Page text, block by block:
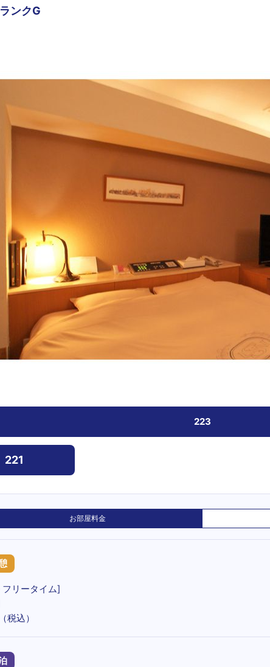
ランクG
223
221
お部屋料金
フリータイム]
税込）